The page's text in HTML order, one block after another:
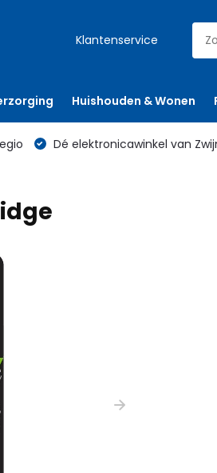
Klantenservice
Huishouden & Wonen
Dé elektronicawinkel van